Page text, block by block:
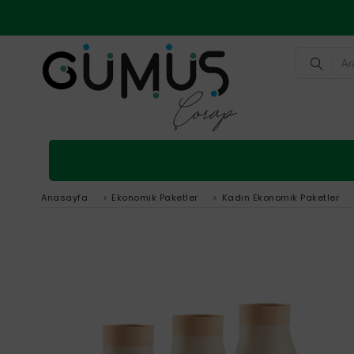
Anasayfa > Ekonomik Paketler > Kadın Ekonomik Paketler